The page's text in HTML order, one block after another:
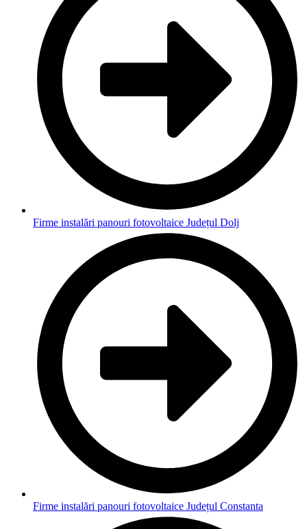
Firme instalări panouri fotovoltaice Județul Dolj
Firme instalări panouri fotovoltaice Județul Constanta